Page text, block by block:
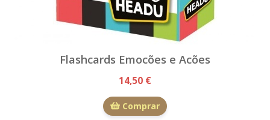
Flashcards Emocões e Acões
14,50 €
Comprar